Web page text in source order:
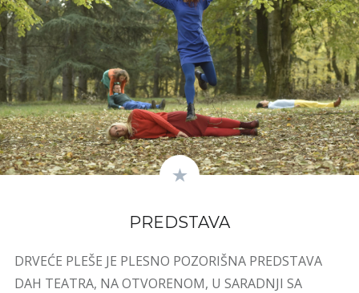
PREDSTAVA
DRVEĆE PLEŠE JE PLESNO POZORIŠNA PREDSTAVA
DAH TEATRA, NA OTVORENOM, U SARADNJI SA